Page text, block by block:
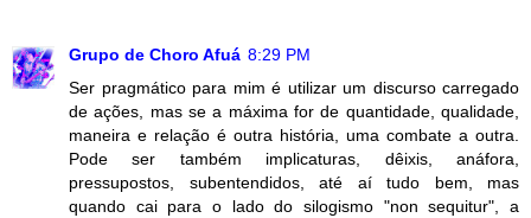
Grupo de Choro Afuá 8:29 PM
Ser pragmático para mim é utilizar um discurso carregado
de ações, mas se a máxima for de quantidade, qualidade,
maneira e relação é outra história, uma combate a outra.
Pode ser também implicaturas, dêixis, anáfora,
pressupostos, subentendidos, até aí tudo bem, mas
quando cai para o lado do silogismo "non sequitur", a